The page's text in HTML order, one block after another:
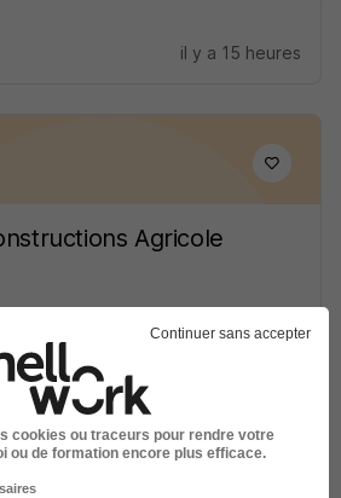
il y a 15 heures
Agricole
Intérim
151 jours
Continuer sans accepter
cookies ou traceurs pour rendre votre
ou de formation encore plus efficace.